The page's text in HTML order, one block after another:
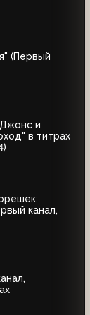
(Первый
и
в титрах
канал,